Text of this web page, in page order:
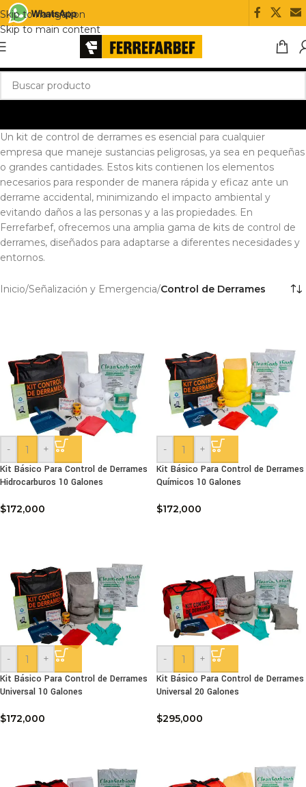
Skip to navigation
Skip to main content
Un kit de control de derrames es esencial para cualquier
empresa que maneje sustancias peligrosas, ya sea en pequeñas
o grandes cantidades. Estos kits contienen los elementos
necesarios para responder de manera rápida y eficaz ante un
derrame accidental, minimizando el impacto ambiental y
evitando daños a las personas y a las propiedades. En
Ferrefarbef, ofrecemos una amplia gama de kits de control de
derrames, diseñados para adaptarse a diferentes necesidades y
entornos.
Inicio/Señalización y Emergencia/Control de Derrames
-
+
Kit Básico Para Control de Derrames
Hidrocarburos 10 Galones
$172,000
-
+
Kit Básico Para Control de Derrames
Químicos 10 Galones
$172,000
-
+
Kit Básico Para Control de Derrames
Universal 10 Galones
$172,000
-
+
Kit Básico Para Control de Derrames
Universal 20 Galones
$295,000